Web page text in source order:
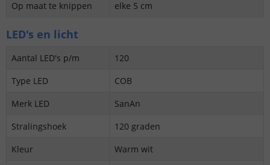
Op maat te knippen
elke 5 cm
LED's en licht
Aantal LED's p/m
120
Type LED
COB
Merk LED
SanAn
Stralingshoek
120 graden
Kleur
Warm wit